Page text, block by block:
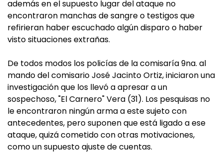
además en el supuesto lugar del ataque no
encontraron manchas de sangre o testigos que
refirieran haber escuchado algún disparo o haber
visto situaciones extrañas.
De todos modos los policías de la comisaría 9na. al
mando del comisario José Jacinto Ortiz, iniciaron una
investigación que los llevó a apresar a un
sospechoso, "El Carnero" Vera (31). Los pesquisas no
le encontraron ningún arma a este sujeto con
antecedentes, pero suponen que está ligado a ese
ataque, quizá cometido con otras motivaciones,
como un supuesto ajuste de cuentas.